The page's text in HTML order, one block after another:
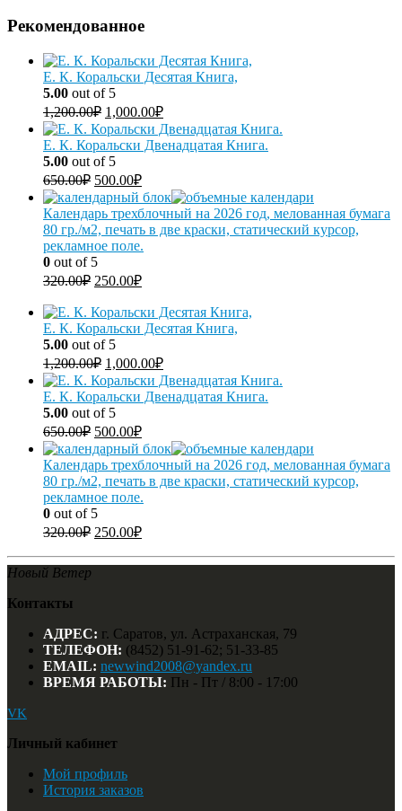
Рекомендованное
Е. К. Коральски Десятая Книга,
5.00 out of 5
1,200.00₽ 1,000.00₽
Е. К. Коральски Двенадцатая Книга.
5.00 out of 5
650.00₽ 500.00₽
Календарь трехблочный на 2026 год, мелованная бумага
80 гр./м2, печать в две краски, статический курсор,
рекламное поле.
0 out of 5
320.00₽ 250.00₽
Е. К. Коральски Десятая Книга,
5.00 out of 5
1,200.00₽ 1,000.00₽
Е. К. Коральски Двенадцатая Книга.
5.00 out of 5
650.00₽ 500.00₽
Календарь трехблочный на 2026 год, мелованная бумага
80 гр./м2, печать в две краски, статический курсор,
рекламное поле.
0 out of 5
320.00₽ 250.00₽
Новый Ветер
Контакты
АДРЕС: г. Саратов, ул. Астраханская, 79
ТЕЛЕФОН: (8452) 51-91-62; 51-33-85
EMAIL: newwind2008@yandex.ru
ВРЕМЯ РАБОТЫ: Пн - Пт / 8:00 - 17:00
VK
Личный кабинет
Мой профиль
История заказов